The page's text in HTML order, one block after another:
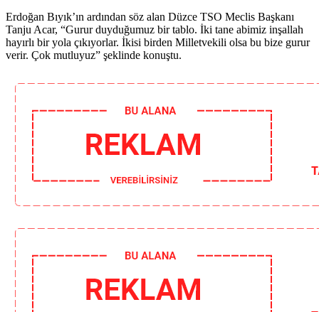
Erdoğan Bıyık’ın ardından söz alan Düzce TSO Meclis Başkanı
Tanju Acar, “Gurur duyduğumuz bir tablo. İki tane abimiz inşallah
hayırlı bir yola çıkıyorlar. İkisi birden Milletvekili olsa bu bize gurur
verir. Çok mutluyuz” şeklinde konuştu.